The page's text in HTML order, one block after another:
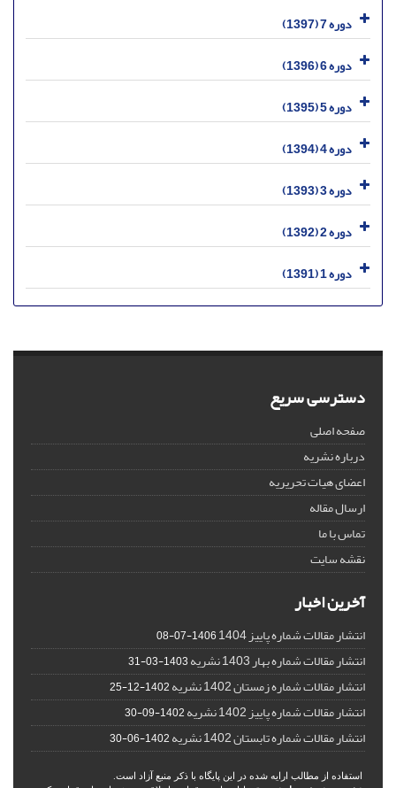
دوره 7 (1397)
دوره 6 (1396)
دوره 5 (1395)
دوره 4 (1394)
دوره 3 (1393)
دوره 2 (1392)
دوره 1 (1391)
دسترسی سریع
صفحه اصلی
درباره نشریه
اعضای هیات تحریریه
ارسال مقاله
تماس با ما
نقشه سایت
آخرین اخبار
انتشار مقالات شماره پاییز 1404 1406-07-08
انتشار مقالات شماره بهار 1403 نشریه 1403-03-31
انتشار مقالات شماره زمستان 1402 نشریه 1402-12-25
انتشار مقالات شماره پاییز 1402 نشریه 1402-09-30
انتشار مقالات شماره تابستان 1402 نشریه 1402-06-30
استفاده از مطالب ارایه شده در این پایگاه با ذکر منبع آزاد است.